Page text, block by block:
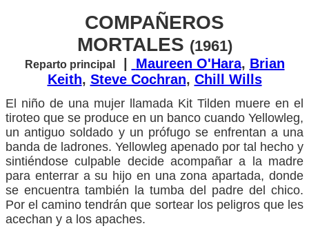
COMPAÑEROS
MORTALES (1961)
Reparto principal | Maureen O'Hara, Brian
Keith, Steve Cochran, Chill Wills
El niño de una mujer llamada Kit Tilden muere en el
tiroteo que se produce en un banco cuando Yellowleg,
un antiguo soldado y un prófugo se enfrentan a una
banda de ladrones. Yellowleg apenado por tal hecho y
sintiéndose culpable decide acompañar a la madre
para enterrar a su hijo en una zona apartada, donde
se encuentra también la tumba del padre del chico.
Por el camino tendrán que sortear los peligros que les
acechan y a los apaches.